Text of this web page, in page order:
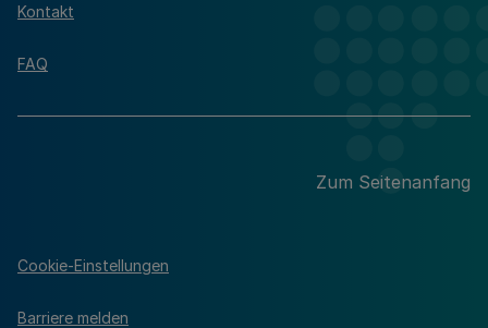
Kontakt
FAQ
Zum Seitenanfang
Cookie-Einstellungen
Barriere melden